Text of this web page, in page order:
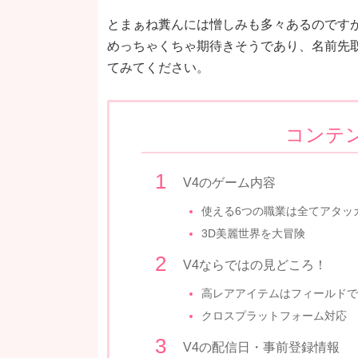
とまぁね糞んには憎しみも多々あるので
めっちゃくちゃ期待きそうであり、名前先
てみてください。
コンテ
V4のゲーム内容
使える6つの職業は全てアタッ
3D美麗世界を大冒険
V4ならではの見どころ！
高レアアイテムはフィールド
クロスプラットフォーム対応
V4の配信日・事前登録情報